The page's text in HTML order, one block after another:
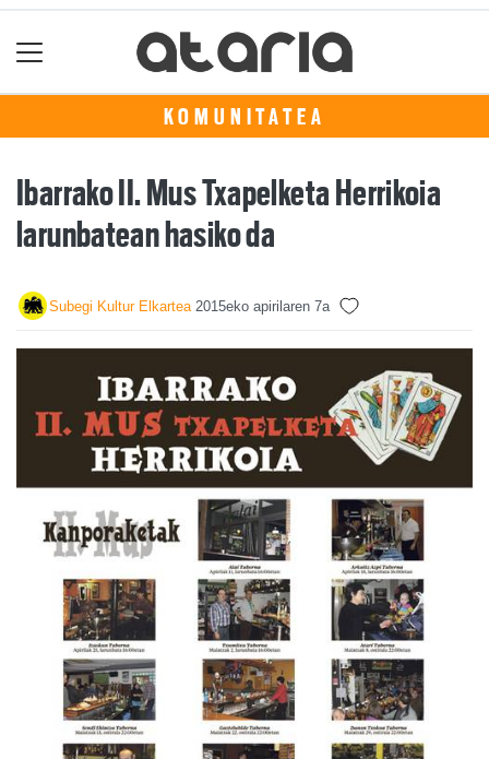
KOMUNITATEA
Ibarrako II. Mus Txapelketa Herrikoia
larunbatean hasiko da
Subegi Kultur Elkartea 2015eko apirilaren 7a